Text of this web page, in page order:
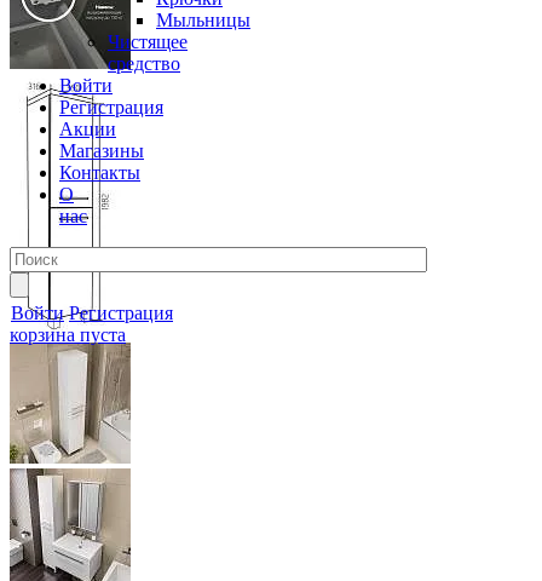
Мыльницы
Чистящее
средство
Войти
Регистрация
Акции
Магазины
Контакты
О
нас
Войти Регистрация
корзина пуста